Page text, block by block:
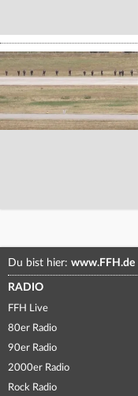
Du bist hier: www.FFH.de
RADIO
FFH Live
80er Radio
90er Radio
2000er Radio
Rock Radio